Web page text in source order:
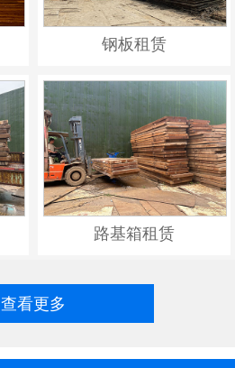
钢板租赁
路基箱租赁
查看更多